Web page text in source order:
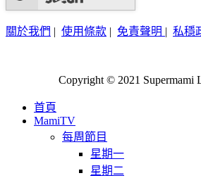
關於我們 | 使用條款 | 免責聲明 | 私穩
Copyright © 2021 Supermami
首頁
MamiTV
每周節目
星期一
星期二